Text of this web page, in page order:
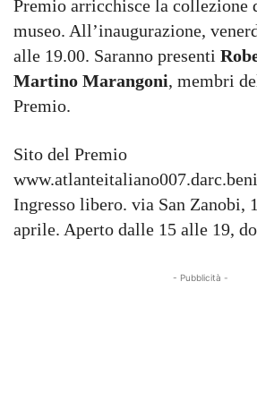
Premio arricchisce la collezione
museo. All’inaugurazione,
alle 19.00. Saranno presenti
Martino Marangoni, membri
Premio.
Sito del Premio
Ingresso libero. via San Zanobi,
aprile. Aperto dalle 15 alle 19,
- Pubblicità -